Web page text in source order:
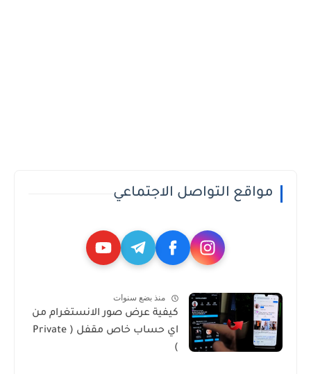
مواقع التواصل الاجتماعي
منذ بضع سنوات
كيفية عرض صور الانستغرام من
اي حساب خاص مقفل ( Private
)